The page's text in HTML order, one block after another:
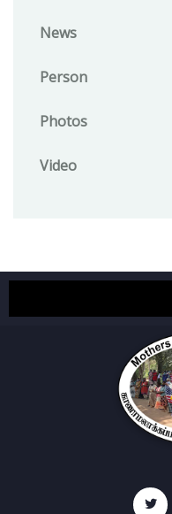
News
Person
Photos
Video